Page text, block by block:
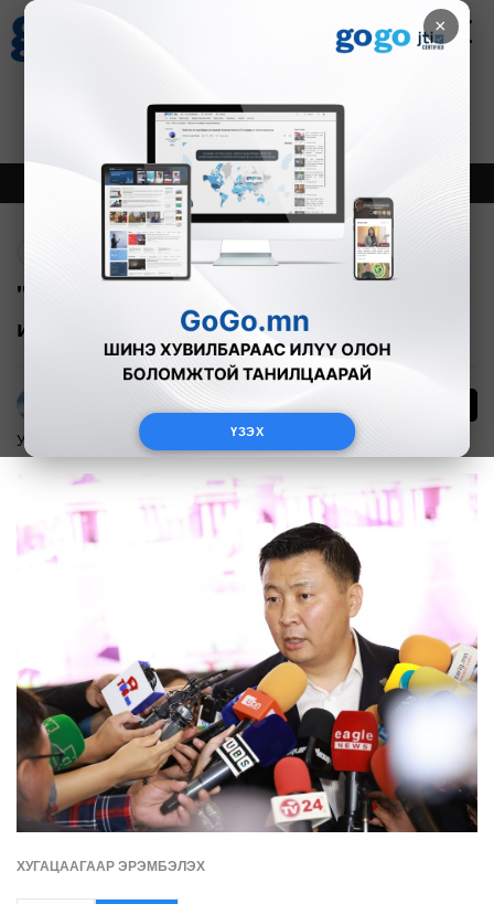
×
ҮЗЭХ
Зурхай
8.07
Онцлох Шинэ
"Орон сууцны төрөлжсөн банкаар
иргэдэд ипотекийн зээл олгохгүй"
Г.Тэгшсүрэн
Улс төр 2026-06-03
ХУГАЦААГААР ЭРЭМБЭЛЭХ